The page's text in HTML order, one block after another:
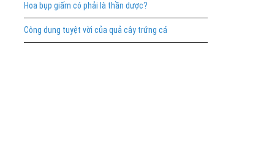
Hoa bụp giấm có phải là thần dược?
Công dụng tuyệt vời của quả cây trứng cá